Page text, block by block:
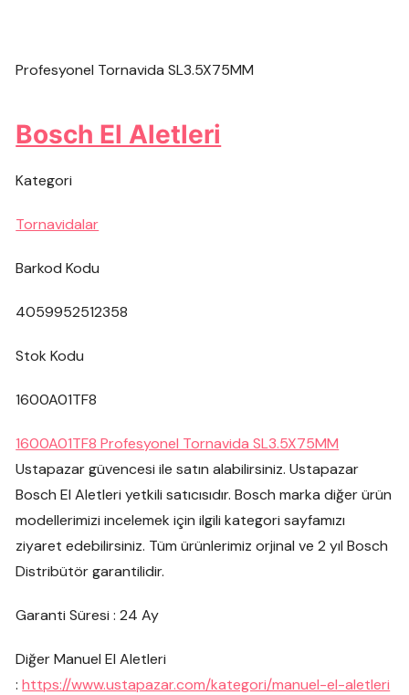
Profesyonel Tornavida SL3.5X75MM
Bosch El Aletleri
Kategori
Tornavidalar
Barkod Kodu
4059952512358
Stok Kodu
1600A01TF8
1600A01TF8 Profesyonel Tornavida SL3.5X75MM
Ustapazar güvencesi ile satın alabilirsiniz. Ustapazar
Bosch El Aletleri yetkili satıcısıdır. Bosch marka diğer ürün
modellerimizi incelemek için ilgili kategori sayfamızı
ziyaret edebilirsiniz. Tüm ürünlerimiz orjinal ve 2 yıl Bosch
Distribütör garantilidir.
Garanti Süresi : 24 Ay
Diğer Manuel El Aletleri
:https://www.ustapazar.com/kategori/manuel-el-aletleri